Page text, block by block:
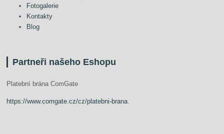
Fotogalerie
Kontakty
Blog
Partneři našeho Eshopu
Platební brána ComGate
https://www.comgate.cz/cz/platebni-brana